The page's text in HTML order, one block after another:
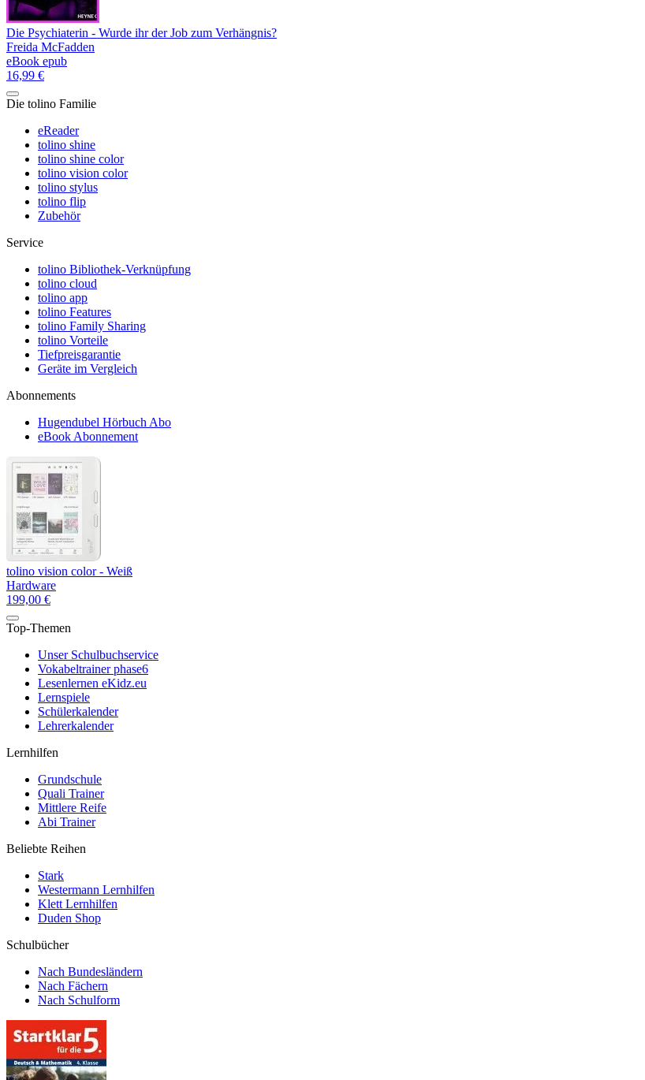
Die Psychiaterin - Wurde ihr der Job zum Verhängnis?
Freida McFadden
eBook epub
16,99 €
Die tolino Familie
eReader
tolino shine
tolino shine color
tolino vision color
tolino stylus
tolino flip
Zubehör
Service
tolino Bibliothek-Verknüpfung
tolino cloud
tolino app
tolino Features
tolino Family Sharing
tolino Vorteile
Tiefpreisgarantie
Geräte im Vergleich
Abonnements
Hugendubel Hörbuch Abo
eBook Abonnement
tolino vision color - Weiß
Hardware
199,00 €
Top-Themen
Unser Schulbuchservice
Vokabeltrainer phase6
Lesenlernen eKidz.eu
Lernspiele
Schülerkalender
Lehrerkalender
Lernhilfen
Grundschule
Quali Trainer
Mittlere Reife
Abi Trainer
Beliebte Reihen
Stark
Westermann Lernhilfen
Klett Lernhilfen
Duden Shop
Schulbücher
Nach Bundesländern
Nach Fächern
Nach Schulform